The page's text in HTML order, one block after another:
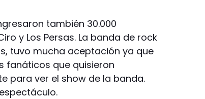
también 30.000
y Los Persas. La banda de rock
tuvo mucha aceptación ya que
fanáticos que quisieron
para ver el show de la banda.